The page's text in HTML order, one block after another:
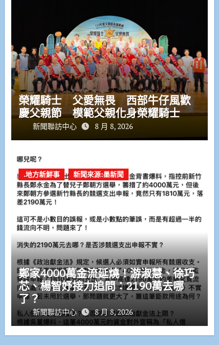
榮耀騎士 父愛無畏 西部牛仔風歡
慶父親節 模範父親化身榮耀騎士
新聞聯訪中心 8 月 8, 2026
.地方新鮮事 新聞來源:墨新聞
鄭家4000萬金流延燒！游淑慧、徐巧
芯、楊智妤接力追問：2190萬去哪
了？
新聞聯訪中心 8 月 8, 2026